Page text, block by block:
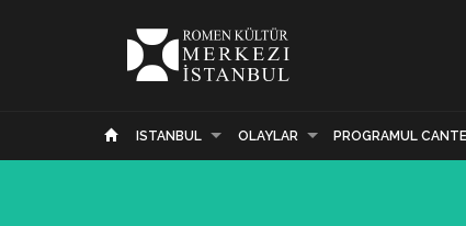
ISTANBUL OLAYLAR PROGRAMUL